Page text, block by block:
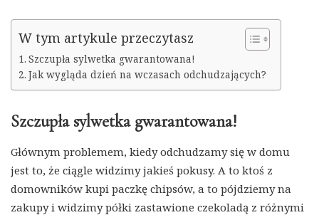
W tym artykule przeczytasz
Szczupła sylwetka gwarantowana!
Jak wygląda dzień na wczasach odchudzających?
Szczupła sylwetka gwarantowana!
Głównym problemem, kiedy odchudzamy się w domu
jest to, że ciągle widzimy jakieś pokusy. A to ktoś z
domowników kupi paczkę chipsów, a to pójdziemy na
zakupy i widzimy półki zastawione czekoladą z różnymi